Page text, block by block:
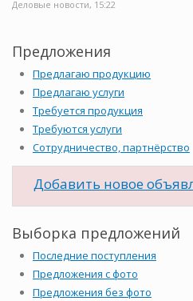
Деловые новости, 15:22
Предложения
Предлагаю продукцию
Предлагаю услуги
Требуется продукция
Требуются услуги
Сотрудничество, партнёрство
Добавить новое
Выборка предложений
Последние поступления
Предложения с фото
Предложения без фото